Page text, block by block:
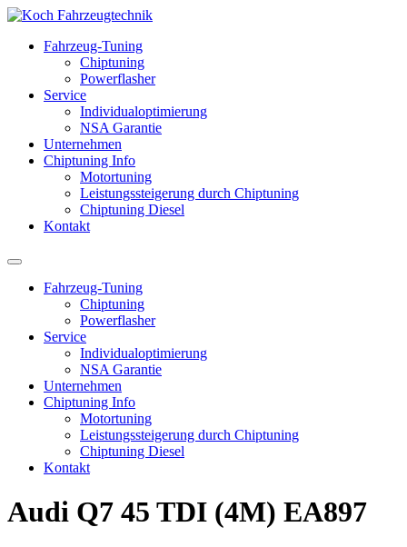
Fahrzeug-Tuning
Chiptuning
Powerflasher
Service
Individualoptimierung
NSA Garantie
Unternehmen
Chiptuning Info
Motortuning
Leistungssteigerung durch Chiptuning
Chiptuning Diesel
Kontakt
Fahrzeug-Tuning
Chiptuning
Powerflasher
Service
Individualoptimierung
NSA Garantie
Unternehmen
Chiptuning Info
Motortuning
Leistungssteigerung durch Chiptuning
Chiptuning Diesel
Kontakt
Audi Q7 45 TDI (4M) EA897